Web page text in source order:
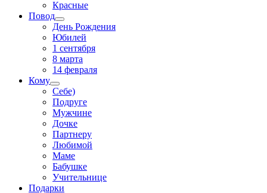
Красные
Повод
День Рождения
Юбилей
1 сентября
8 марта
14 февраля
Кому
Себе)
Подруге
Мужчине
Дочке
Партнеру
Любимой
Маме
Бабушке
Учительнице
Подарки